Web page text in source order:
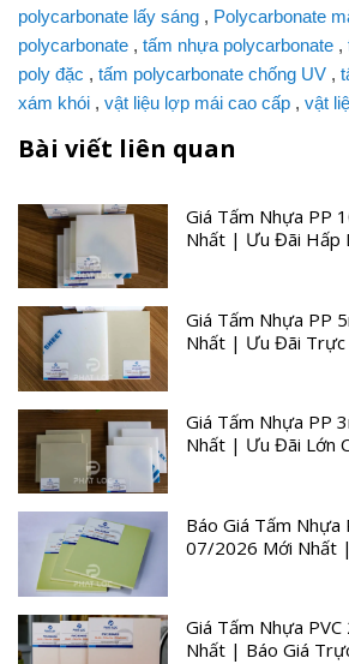
polycarbonate lấy sáng , Polycarbonate
polycarbonate , tấm nhựa polycarbonate ,
poly đặc , tấm polycarbonate chống UV ,
xám khói , vật liệu lợp mái cao cấp , vật
Bài viết liên quan
Giá Tấm Nhựa PP
Nhất | Ưu Đãi Hấp
Giá Tấm Nhựa PP
Nhất | Ưu Đãi Trực
Giá Tấm Nhựa PP
Nhất | Ưu Đãi Lớn
Báo Giá Tấm Nhựa
07/2026 Mới Nhất
Giá Tấm Nhựa
Nhất | Báo Giá